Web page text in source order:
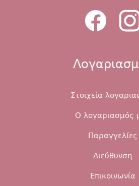
Στοιχεία
Ο λογαριασμός
Παραγγελίες
Διεύθυνση
Επικοινωνία